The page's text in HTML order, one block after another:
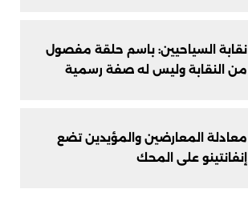
نقابة السياحيين: باسم حلقة مفصول
من النقابة وليس له صفة رسمية
معادلة المعارضين والمؤيدين تضع
إنفانتينو على المحك